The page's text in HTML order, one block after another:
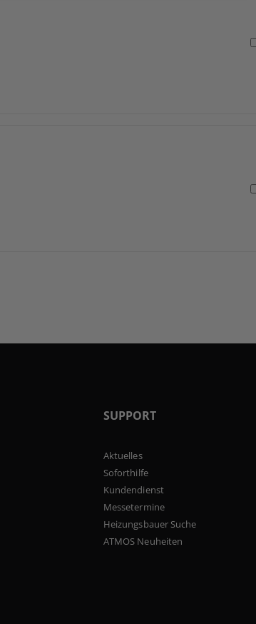
SUPPORT
Aktuelles
Soforthilfe
Kundendienst
Messetermine
Heizungsbauer Suche
ATMOS Neuheiten